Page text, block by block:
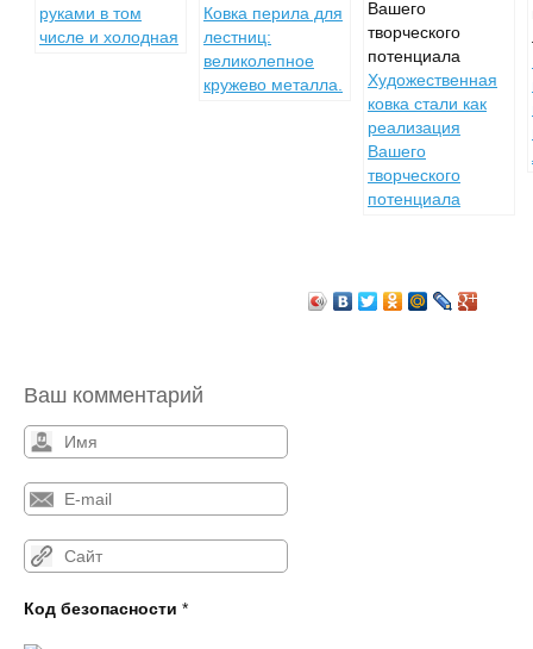
руками в том
числе и холодная
Ковка перила для
лестниц:
великолепное
кружево металла.
Художественная
ковка стали как
реализация
Вашего
творческого
потенциала
Ваш комментарий
Код безопасности *